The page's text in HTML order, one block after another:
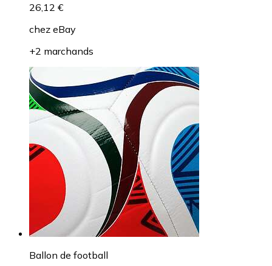
26,12 €
chez eBay
+2 marchands
Ballon de football